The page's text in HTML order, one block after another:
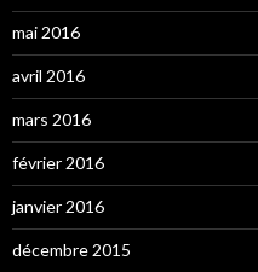
mai 2016
avril 2016
mars 2016
février 2016
janvier 2016
décembre 2015